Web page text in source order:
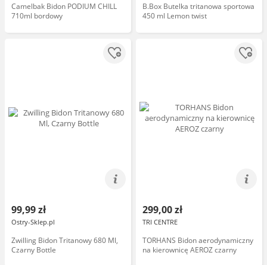
Camelbak Bidon PODIUM CHILL
710ml bordowy
B.Box Butelka tritanowa sportowa
450 ml Lemon twist
99,99 zł
Ostry-Sklep.pl
Zwilling Bidon Tritanowy 680 Ml,
Czarny Bottle
299,00 zł
TRI CENTRE
TORHANS Bidon aerodynamiczny
na kierownicę AEROZ czarny